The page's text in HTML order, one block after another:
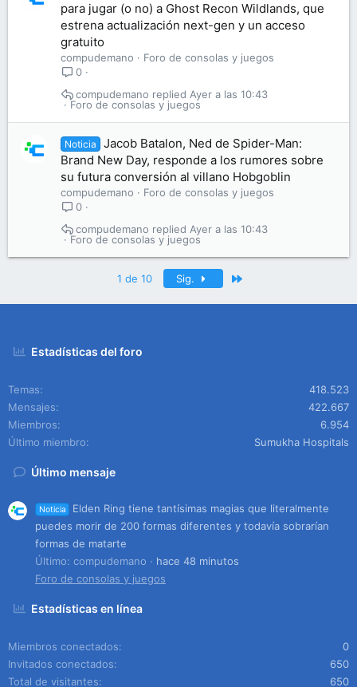
para jugar (o no) a Ghost Recon Wildlands, que
estrena actualización next-gen y un acceso
gratuito
compudemano
Foro de consolas y juegos
0
Foro de consolas y juegos
Ayer a las 10:43
compudemano
Noticia
Jacob Batalon, Ned de Spider-Man:
Brand New Day, responde a los rumores sobre
su futura conversión al villano Hobgoblin
compudemano
Foro de consolas y juegos
0
Foro de consolas y juegos
Ayer a las 10:43
compudemano
1 de 10 Sig.
Estadísticas del foro
Temas
418.523
Mensajes
422.667
Miembros
6.954
Último miembro
Sumukha Hospitals
Último mensaje
Noticia
Elden Ring tiene tantísimas magias que literalmente
puedes morir de 200 formas diferentes y todavía sobrarían
formas de matarte
Último: compudemano
hace 48 minutos
Foro de consolas y juegos
Estadísticas en línea
Miembros conectados
0
Invitados conectados
650
Total de visitantes
650